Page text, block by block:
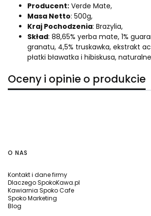
Producent: Verde Mate,
Masa Netto: 500g,
Kraj Pochodzenia: Brazylia,
Skład: 88,65% yerba mate, 1%
granatu, 4,5% truskawka, ekstrakt
płatki bławatka i hibiskusa,
Oceny i opinie o produkcie
Linki w stopce
O NAS
Kontakt i dane firmy
Dlaczego SpokoKawa.pl
Kawiarnia Spoko Cafe
Spoko Marketing
Blog